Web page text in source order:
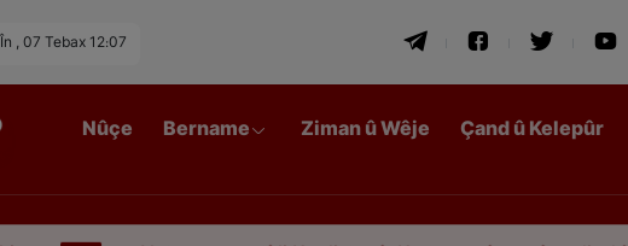
În , 07 Tebax 12:07
Nûçe Bername Ziman û Wêje Çand û Kelepûr